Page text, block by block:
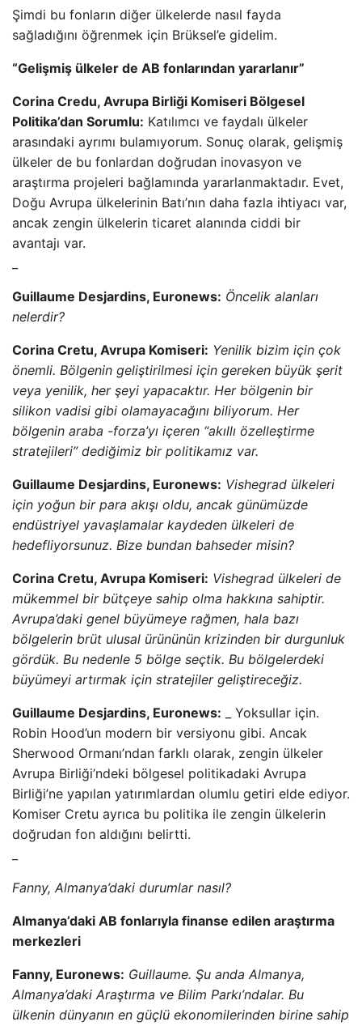
Şimdi bu fonların diğer ülkelerde nasıl fayda
sağladığını öğrenmek için Brüksel’e gidelim.
“Gelişmiş ülkeler de AB fonlarından yararlanır”
Corina Credu, Avrupa Birliği Komiseri Bölgesel
Politika’dan Sorumlu: Katılımcı ve faydalı ülkeler
arasındaki ayrımı bulamıyorum. Sonuç olarak, gelişmiş
ülkeler de bu fonlardan doğrudan inovasyon ve
araştırma projeleri bağlamında yararlanmaktadır. Evet,
Doğu Avrupa ülkelerinin Batı’nın daha fazla ihtiyacı var,
ancak zengin ülkelerin ticaret alanında ciddi bir
avantajı var.
Guillaume Desjardins, Euronews: Öncelik alanları
nelerdir?
Corina Cretu, Avrupa Komiseri: Yenilik bizim için çok
önemli. Bölgenin geliştirilmesi için gereken büyük şerit
veya yenilik, her şeyi yapacaktır. Her bölgenin bir
silikon vadisi gibi olamayacağını biliyorum. Her
bölgenin araba -forza’yı içeren “akıllı özelleştirme
stratejileri” dediğimiz bir politikamız var.
Guillaume Desjardins, Euronews: Vishegrad ülkeleri
için yoğun bir para akışı oldu, ancak günümüzde
endüstriyel yavaşlamalar kaydeden ülkeleri de
hedefliyorsunuz. Bize bundan bahseder misin?
Corina Cretu, Avrupa Komiseri: Vishegrad ülkeleri de
mükemmel bir bütçeye sahip olma hakkına sahiptir.
Avrupa’daki genel büyümeye rağmen, hala bazı
bölgelerin brüt ulusal ürününün krizinden bir durgunluk
gördük. Bu nedenle 5 bölge seçtik. Bu bölgelerdeki
büyümeyi artırmak için stratejiler geliştireceğiz.
Guillaume Desjardins, Euronews: _ Yoksullar için.
Robin Hood’un modern bir versiyonu gibi. Ancak
Sherwood Ormanı’ndan farklı olarak, zengin ülkeler
Avrupa Birliği’ndeki bölgesel politikadaki Avrupa
Birliği’ne yapılan yatırımlardan olumlu getiri elde ediyor.
Komiser Cretu ayrıca bu politika ile zengin ülkelerin
doğrudan fon aldığını belirtti.
Fanny, Almanya’daki durumlar nasıl?
Almanya’daki AB fonlarıyla finanse edilen araştırma
merkezleri
Fanny, Euronews: Guillaume. Şu anda Almanya,
Almanya’daki Araştırma ve Bilim Parkı’ndalar. Bu
ülkenin dünyanın en güçlü ekonomilerinden birine sahip